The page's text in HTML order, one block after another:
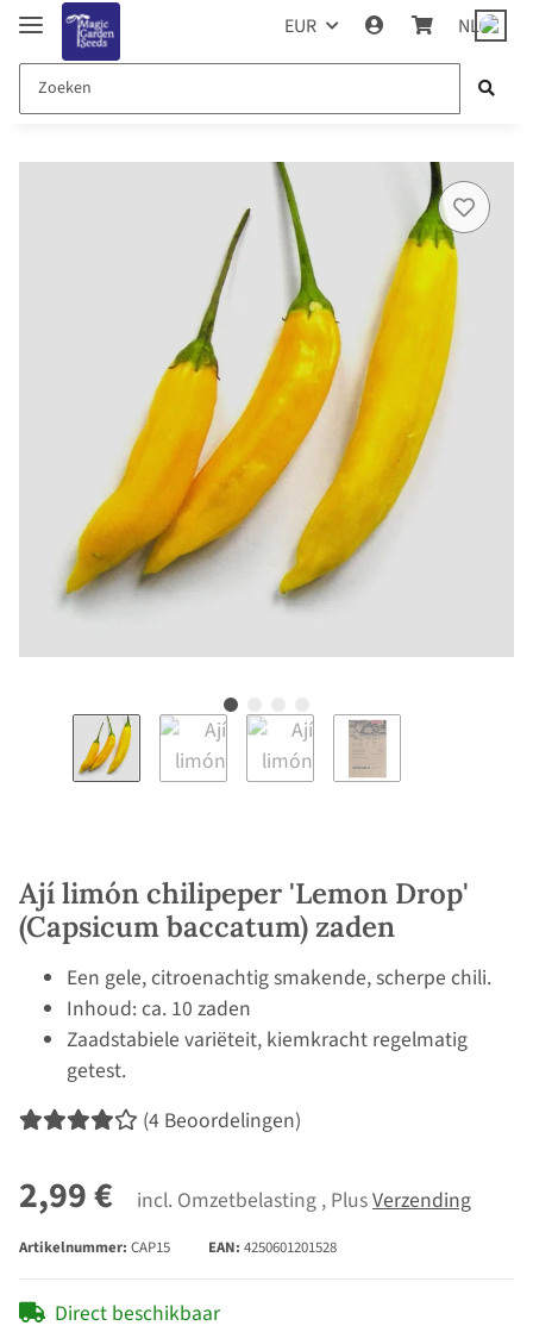
EUR NL
Ají limón chilipeper 'Lemon Drop'
(Capsicum baccatum) zaden
Een gele, citroenachtig smakende, scherpe chili.
Inhoud: ca. 10 zaden
Zaadstabiele variëteit, kiemkracht regelmatig
getest.
(4 Beoordelingen)
2,99 € incl. Omzetbelasting , PlusVerzending
Artikelnummer: CAP15 EAN: 4250601201528
Direct beschikbaar